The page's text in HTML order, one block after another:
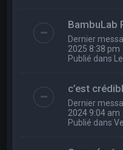
BambuLab
Dernier
2025 8:38 pm
Publié dans
c’est
Dernier
2024 9:04 am
Publié dans